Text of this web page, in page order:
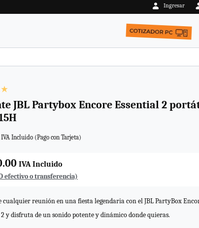
Ingresar
JBL Partybox Encore Essential 2
IVA Incluido (Pago con Tarjeta)
IVA Incluido
efectivo o transferencia)
cualquier reunión en una fiesta legendaria con el JBL PartyBox
y disfruta de un sonido potente y dinámico donde quieras.